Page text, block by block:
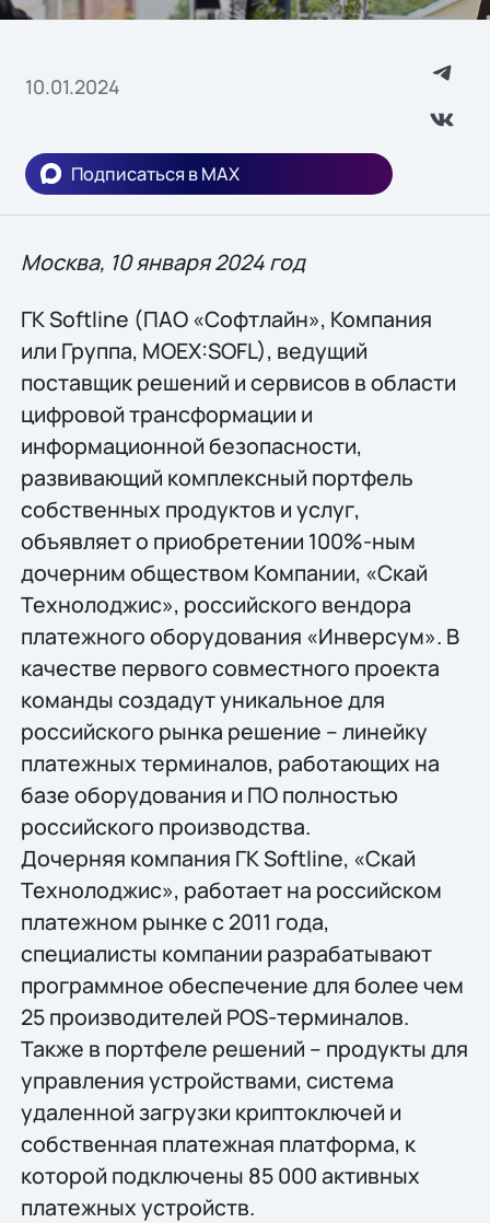
10.01.2024
Подписаться в MAX
Москва, 10 января 2024 год
ГК Softline (ПАО «Софтлайн», Компания
или Группа, MOEX:SOFL), ведущий
поставщик решений и сервисов в области
цифровой трансформации и
информационной безопасности,
развивающий комплексный портфель
собственных продуктов и услуг,
объявляет о приобретении 100%-ным
дочерним обществом Компании, «Скай
Технолоджис», российского вендора
платежного оборудования «Инверсум». В
качестве первого совместного проекта
команды создадут уникальное для
российского рынка решение – линейку
платежных терминалов, работающих на
базе оборудования и ПО полностью
российского производства.
Дочерняя компания ГК Softline, «Скай
Технолоджис», работает на российском
платежном рынке с 2011 года,
специалисты компании разрабатывают
программное обеспечение для более чем
25 производителей POS-терминалов.
Также в портфеле решений – продукты для
управления устройствами, система
удаленной загрузки криптоключей и
собственная платежная платформа, к
которой подключены 85 000 активных
платежных устройств.